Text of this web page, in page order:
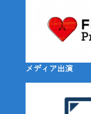
メディア出演